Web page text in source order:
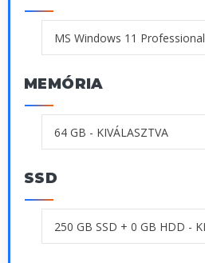
MEMÓRIA
SSD